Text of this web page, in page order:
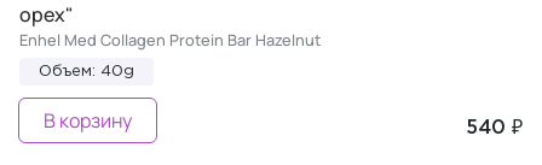
орех"
Enhel Med Collagen Protein Bar Hazelnut
Объем: 40g
540 ₽
В корзину